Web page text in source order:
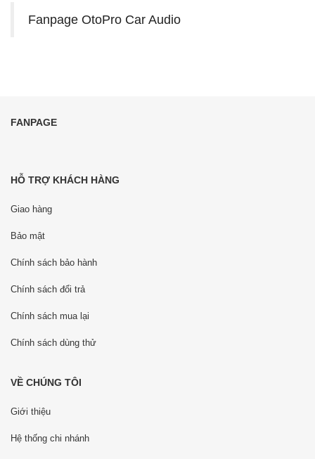
Fanpage OtoPro Car Audio
FANPAGE
HỖ TRỢ KHÁCH HÀNG
Giao hàng
Bảo mật
Chính sách bảo hành
Chính sách đổi trả
Chính sách mua lại
Chính sách dùng thử
VỀ CHÚNG TÔI
Giới thiệu
Hệ thống chi nhánh